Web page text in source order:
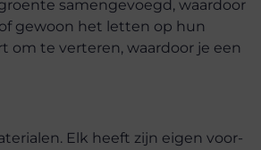
samengevoegd, waardoor
gewoon het letten op hun
te verteren, waardoor je een
Elk heeft zijn eigen voor-